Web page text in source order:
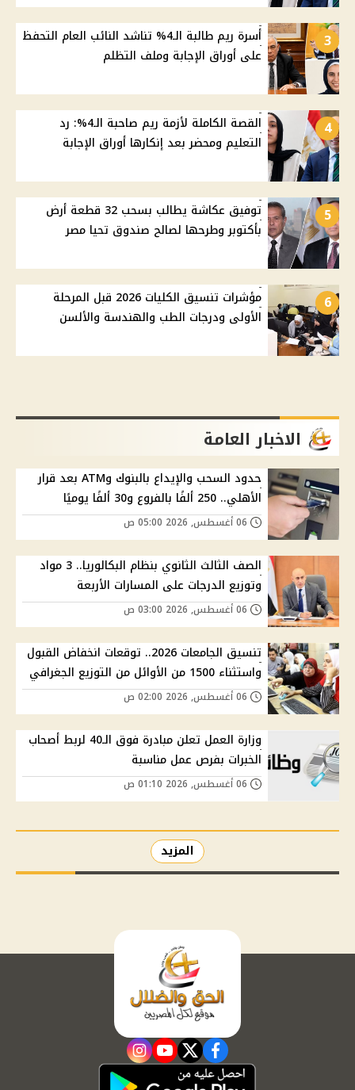
3
أسرة ريم طالبة الـ4% تناشد النائب العام التحفظ
على أوراق الإجابة وملف التظلم
4
القصة الكاملة لأزمة ريم صاحبة الـ4%: رد
التعليم ومحضر بعد إنكارها أوراق الإجابة
5
توفيق عكاشة يطالب بسحب 32 قطعة أرض
بأكتوبر وطرحها لصالح صندوق تحيا مصر
6
مؤشرات تنسيق الكليات 2026 قبل المرحلة
الأولى ودرجات الطب والهندسة والألسن
الاخبار العامة
حدود السحب والإيداع بالبنوك وATM بعد قرار
الأهلي.. 250 ألفًا بالفروع و30 ألفًا يوميًا
الصف الثالث الثانوي بنظام البكالوريا.. 3 مواد
وتوزيع الدرجات على المسارات الأربعة
تنسيق الجامعات 2026.. توقعات انخفاض القبول
واستثناء 1500 من الأوائل من التوزيع الجغرافي
وزارة العمل تعلن مبادرة فوق الـ40 لربط أصحاب
الخبرات بفرص عمل مناسبة
المزيد
facebook
twitter
youtube
instagram